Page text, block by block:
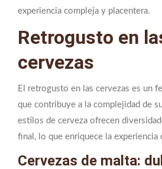
experiencia compleja y placentera.
Retrogusto en
cervezas
El retrogusto en las cervezas es un
que contribuye a la complejidad de
estilos de cerveza ofrecen
final, lo que enriquece la experiencia
Cervezas de malta: